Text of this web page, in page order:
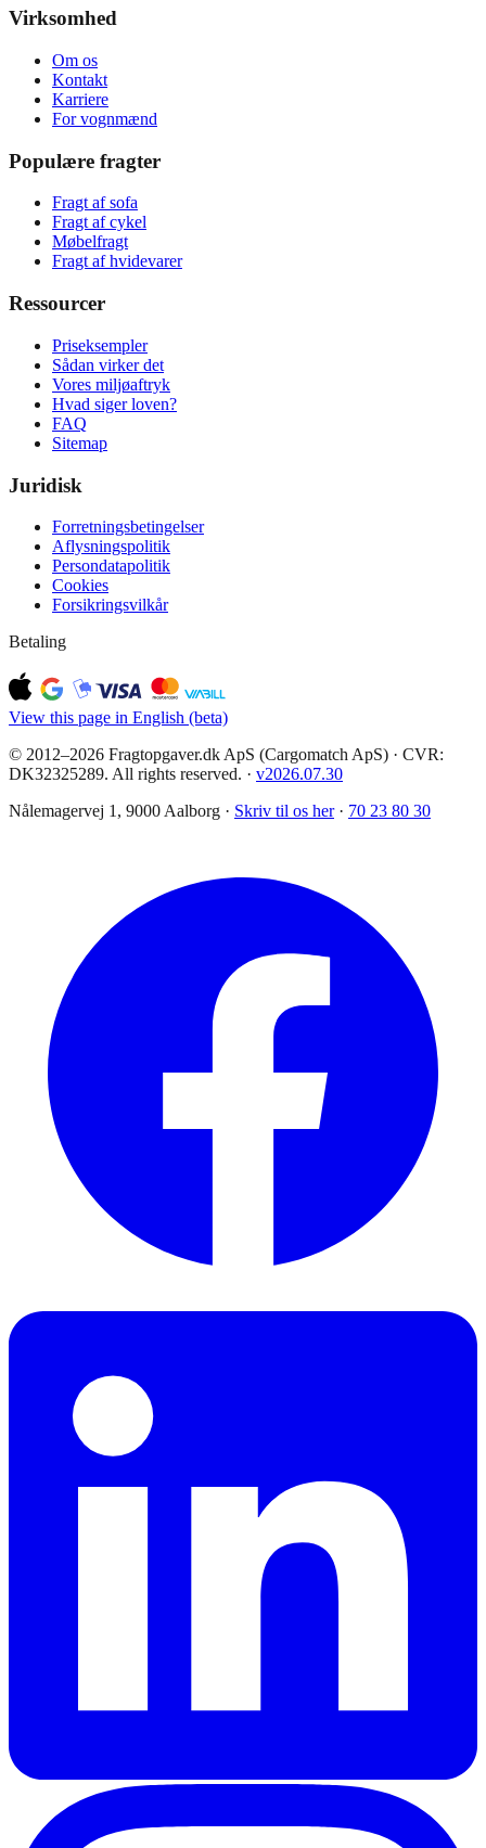
Virksomhed
Om os
Kontakt
Karriere
For vognmænd
Populære fragter
Fragt af sofa
Fragt af cykel
Møbelfragt
Fragt af hvidevarer
Ressourcer
Priseksempler
Sådan virker det
Vores miljøaftryk
Hvad siger loven?
FAQ
Sitemap
Juridisk
Forretningsbetingelser
Aflysningspolitik
Persondatapolitik
Cookies
Forsikringsvilkår
Betaling
View this page in English (beta)
© 2012–2026 Fragtopgaver.dk ApS (Cargomatch ApS) · CVR:
DK32325289. All rights reserved. · v2026.07.30
Nålemagervej 1, 9000 Aalborg · Skriv til os her · 70 23 80 30